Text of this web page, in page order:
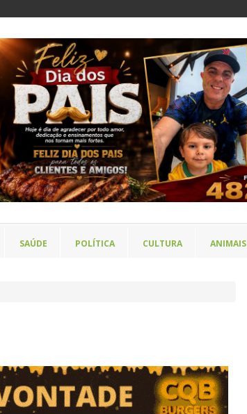
SAÚDE POLÍTICA CULTURA ANIMAIS